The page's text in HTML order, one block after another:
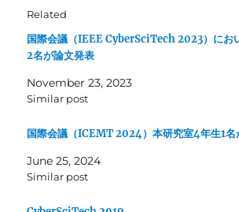
Related
国際会議（IEEE CyberSciTech 2023）にお
2名が論文発表
November 23, 2023
Similar post
国際会議（ICEMT 2024）本研究室4年生1名
June 25, 2024
Similar post